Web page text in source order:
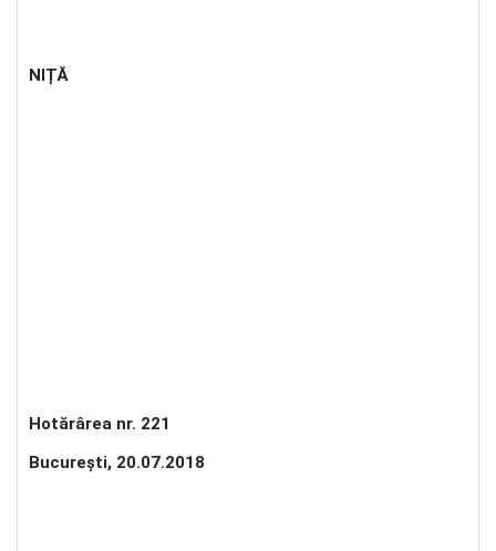
NIȚĂ
Hotărârea nr. 221
Bucureşti, 20.07.2018